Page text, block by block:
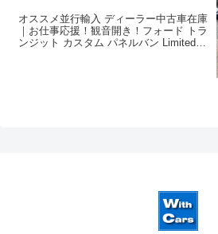
オススメ並行輸入 ディーラー中古車在庫
｜お仕事応援！観音開き！フォード トラ
ンジット カスタム パネルバン Limited